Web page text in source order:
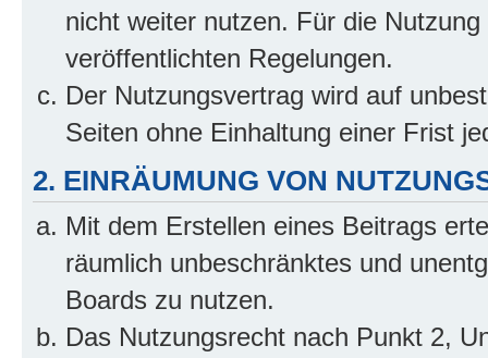
nicht weiter nutzen. Für die
veröffentlichten Regelungen.
Der Nutzungsvertrag wird auf
Seiten ohne Einhaltung einer Frist
2. EINRÄUMUNG VON
Mit dem Erstellen eines Beitrags
räumlich unbeschränktes und
Boards zu nutzen.
Das Nutzungsrecht nach Punkt 2,